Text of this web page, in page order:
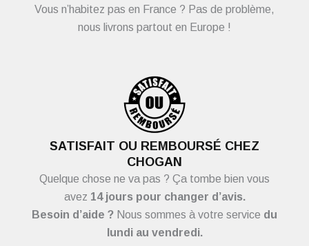
Vous n’habitez pas en France ? Pas de problème,
nous livrons partout en Europe !
SATISFAIT OU REMBOURSÉ CHEZ
CHOGAN
Quelque chose ne va pas ? Ça tombe bien vous
avez 14 jours pour changer d’avis.
Besoin d’aide ? Nous sommes à votre service du
lundi au vendredi.